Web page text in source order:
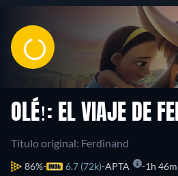
OLÉ!: EL VIAJE DE
Título original: Ferdinand
86% 6.7 (72k) APTA 1h